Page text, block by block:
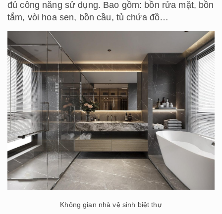
đủ công năng sử dụng. Bao gồm: bồn rửa mặt, bồn
tắm, vòi hoa sen, bồn cầu, tủ chứa đồ…
Không gian nhà vệ sinh biệt thự